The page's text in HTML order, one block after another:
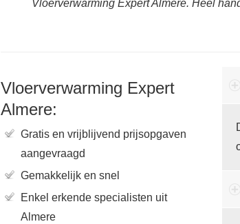
Vloerverwarming Expert Almere. Heel
Vloerverwarming Expert
Almere:
Gratis en vrijblijvend prijsopgaven
aangevraagd
Gemakkelijk en snel
Enkel erkende specialisten uit
Almere